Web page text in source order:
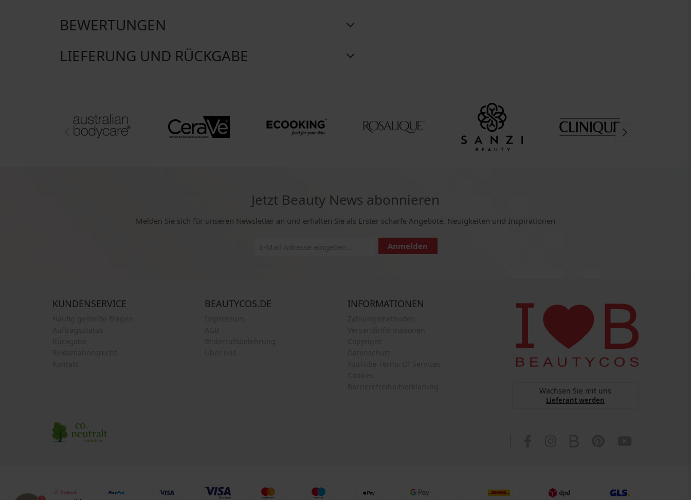
BEWERTUNGEN
LIEFERUNG UND RÜCKGABE
Jetzt Beauty News abonnieren
Melden Sie sich für unseren Newsletter an und erhalten Sie als Erster scharfe Angebote, Neuigkeiten und Inspirationen
Anmelden
KUNDENSERVICE BEAUTYCOS.DE INFORMATIONEN
Wachsen Sie mit uns
Lieferant werden